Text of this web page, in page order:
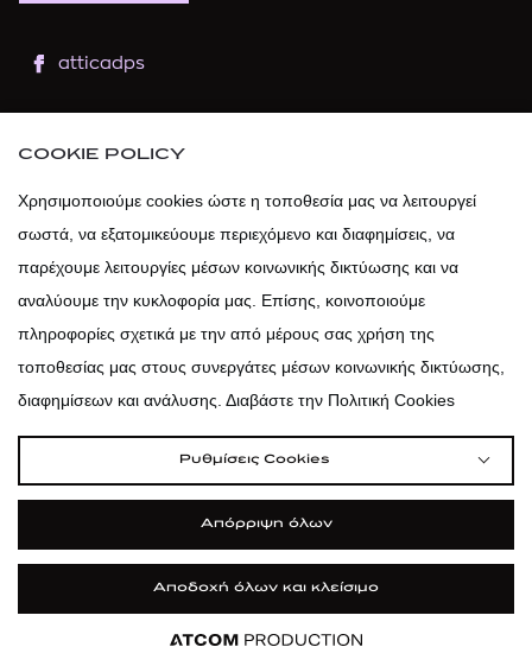
atticadps
atticadps
| Πολιτική Cookies | Κώδικας Δεοντολογίας
Προστασία Προσωπικών Δεδομένων
COOKIE POLICY
Χρησιμοποιούμε cookies ώστε η τοποθεσία μας να λειτουργεί
σωστά, να εξατομικεύουμε περιεχόμενο και διαφημίσεις, να
παρέχουμε λειτουργίες μέσων κοινωνικής δικτύωσης και να
αναλύουμε την κυκλοφορία μας. Επίσης, κοινοποιούμε
πληροφορίες σχετικά με την από μέρους σας χρήση της
τοποθεσίας μας στους συνεργάτες μέσων κοινωνικής δικτύωσης,
διαφημίσεων και ανάλυσης. Διαβάστε την Πολιτική Cookies
Ρυθμίσεις Cookies
Απόρριψη όλων
Αποδοχή όλων και κλείσιμο